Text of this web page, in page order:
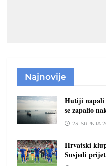
Najnovije
Hutiji napali
se zapalio
23. SRPNJA
Hrvatski
Susjedi